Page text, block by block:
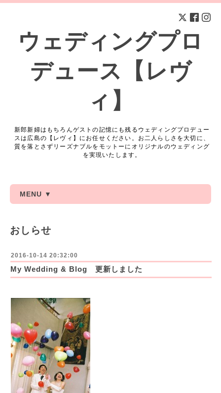
ウェディングプロ
デュース【レヴ
ィ】
新郎新婦はもちろんゲストの記憶にも残るウェディングプロデュー
スは広島の【レヴィ】にお任せください。お二人らしさを大切に、
質を落とさずリーズナブルをモットーにオリジナルのウェディング
を実現いたします。
MENU ▼
おしらせ
2016-10-14 20:32:00
My Wedding & Blog 更新しました